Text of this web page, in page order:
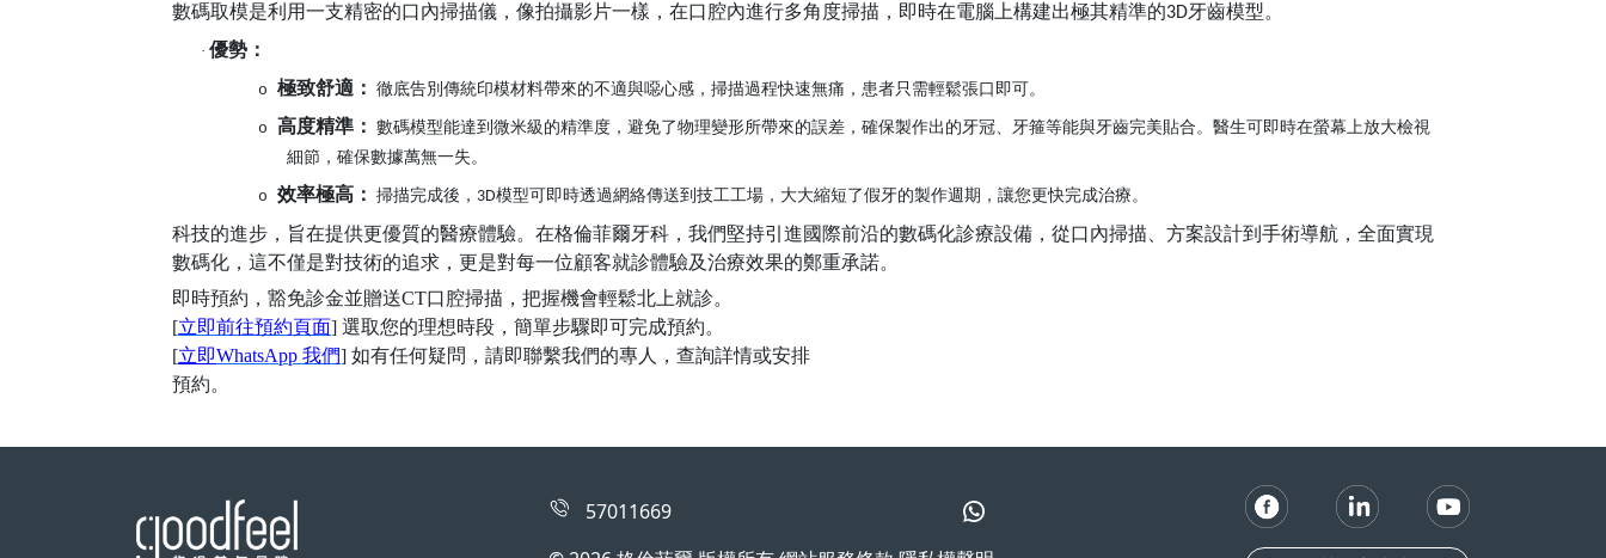
數碼取模是利用一支精密的口內掃描儀，像拍攝影片一樣，在口腔內進行多角度掃描，即時在電腦上構建出極其精準的3D牙齒模型。
· 優勢：
o 極致舒適： 徹底告別傳統印模材料帶來的不適與噁心感，掃描過程快速無痛，患者只需輕鬆張口即可。
o 高度精準： 數碼模型能達到微米級的精準度，避免了物理變形所帶來的誤差，確保製作出的牙冠、牙箍等能與牙齒完美貼合。醫生可即時在螢幕上放大檢視
細節，確保數據萬無一失。
o 效率極高： 掃描完成後， 3D模型可即時透過網絡傳送到技工工場，大大縮短了假牙的製作週期，讓您更快完成治療。
科技的進步，旨在提供更優質的醫療體驗。在格倫菲爾牙科，我們堅持引進國際前沿的數碼化診療設備，從口內掃描、方案設計到手術導航，全面實現
數碼化，這不僅是對技術的追求，更是對每一位顧客就診體驗及治療效果的鄭重承諾。
即時預約，豁免診金並贈送CT口腔掃描，把握機會輕鬆北上就診。
[立即前往預約頁面] 選取您的理想時段，簡單步驟即可完成預約。
[立即WhatsApp 我們] 如有任何疑問，請即聯繫我們的專人，查詢詳情或安排
預約。
57011669